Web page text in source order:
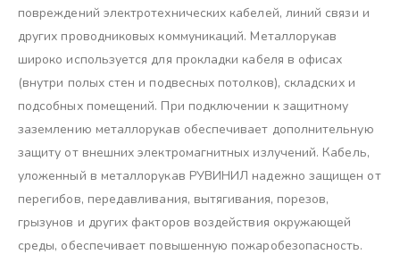
повреждений электротехнических кабелей, линий связи и
других проводниковых коммуникаций. Металлорукав
широко используется для прокладки кабеля в офисах
(внутри полых стен и подвесных потолков), складских и
подсобных помещений. При подключении к защитному
заземлению металлорукав обеспечивает дополнительную
защиту от внешних электромагнитных излучений. Кабель,
уложенный в металлорукав РУВИНИЛ надежно защищен от
перегибов, передавливания, вытягивания, порезов,
грызунов и других факторов воздействия окружающей
среды, обеспечивает повышенную пожаробезопасность.